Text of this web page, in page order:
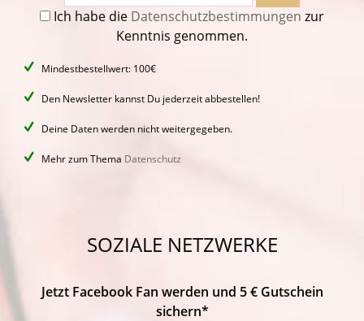
Ich habe die Datenschutzbestimmungen zur
Kenntnis genommen.
Mindestbestellwert: 100€
Den Newsletter kannst Du jederzeit abbestellen!
Deine Daten werden nicht weitergegeben.
Mehr zum Thema Datenschutz
SOZIALE NETZWERKE
Jetzt Facebook Fan werden und 5 € Gutschein
sichern*